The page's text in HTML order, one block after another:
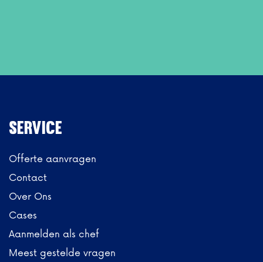
Service
Offerte aanvragen
Contact
Over Ons
Cases
Aanmelden als chef
Meest gestelde vragen